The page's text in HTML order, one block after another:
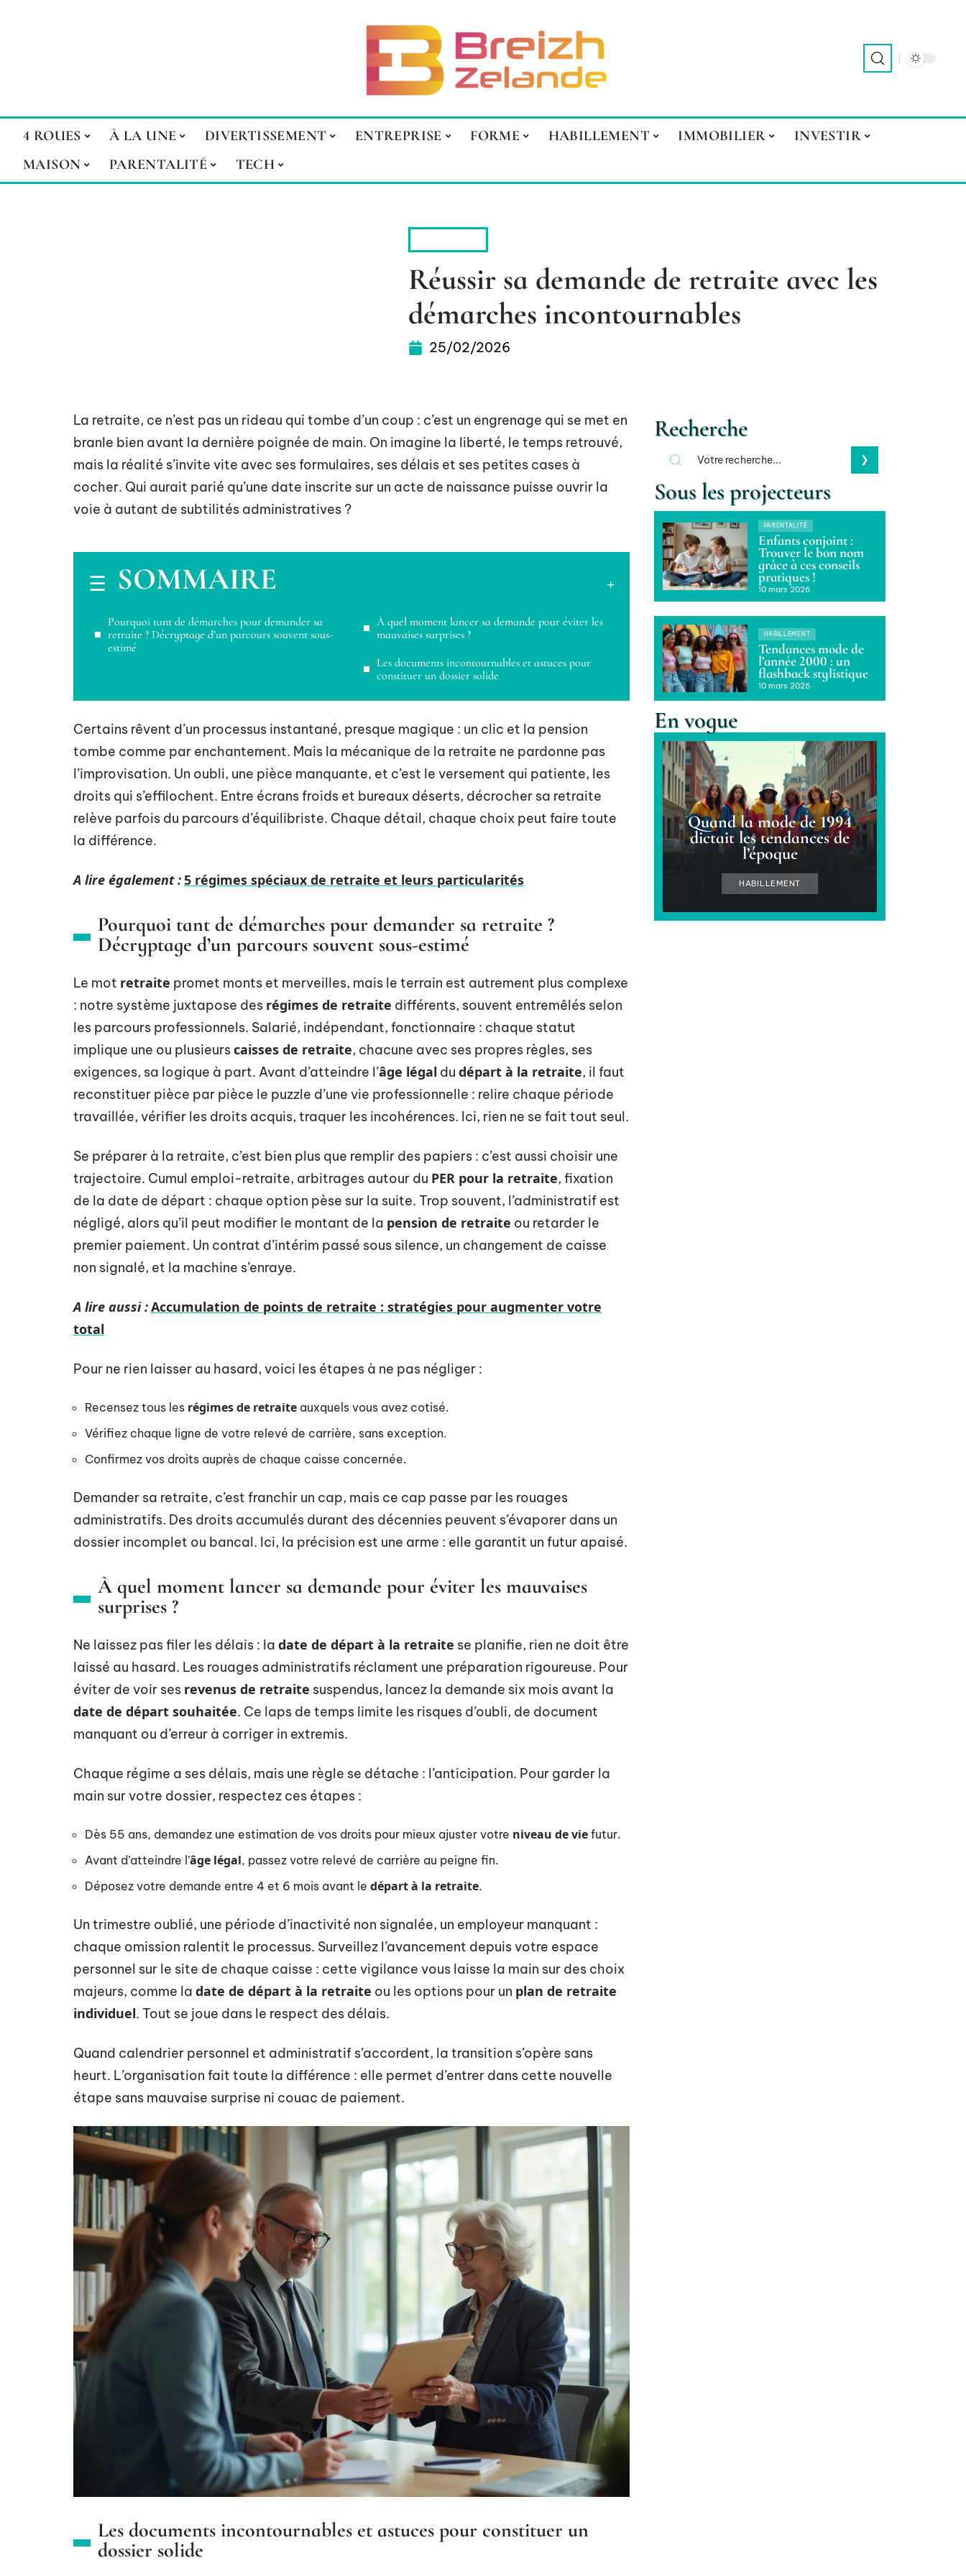
4 ROUES À LA UNE DIVERTISSEMENT ENTREPRISE FORME HABILLEMENT IMMOBILIER
INVESTIR
MAISON
PARENTALITÉ TECH
Réussir sa demande de retraite avec les
démarches incontournables
25/02/2026
La retraite, ce n’est pas un rideau qui tombe d’un coup : c’est un engrenage qui se met en
branle bien avant la dernière poignée de main. On imagine la liberté, le temps retrouvé,
mais la réalité s’invite vite avec ses formulaires, ses délais et ses petites cases à
cocher. Qui aurait parié qu’une date inscrite sur un acte de naissance puisse ouvrir la
voie à autant de subtilités administratives ?
SOMMAIRE
Pourquoi tant de démarches pour demander sa
retraite ? Décryptage d’un parcours souvent sous-
estimé
À quel moment lancer sa demande pour éviter les
mauvaises surprises ?
Les documents incontournables et astuces pour
constituer un dossier solide
Certains rêvent d’un processus instantané, presque magique : un clic et la pension
tombe comme par enchantement. Mais la mécanique de la retraite ne pardonne pas
l’improvisation. Un oubli, une pièce manquante, et c’est le versement qui patiente, les
droits qui s’effilochent. Entre écrans froids et bureaux déserts, décrocher sa retraite
relève parfois du parcours d’équilibriste. Chaque détail, chaque choix peut faire toute
la différence.
A lire également :5 régimes spéciaux de retraite et leurs particularités
Pourquoi tant de démarches pour demander sa retraite ?
Décryptage d’un parcours souvent sous-estimé
Le mot retraite promet monts et merveilles, mais le terrain est autrement plus complexe
: notre système juxtapose des régimes de retraite différents, souvent entremêlés selon
les parcours professionnels. Salarié, indépendant, fonctionnaire : chaque statut
implique une ou plusieurscaisses de retraite, chacune avec ses propres règles, ses
exigences, sa logique à part. Avant d’atteindre l’âge légal du départ à la retraite, il faut
reconstituer pièce par pièce le puzzle d’une vie professionnelle : relire chaque période
travaillée, vérifier les droits acquis, traquer les incohérences. Ici, rien ne se fait tout seul.
Se préparer à la retraite, c’est bien plus que remplir des papiers : c’est aussi choisir une
trajectoire. Cumul emploi-retraite, arbitrages autour du PER pour la retraite, fixation
de la date de départ : chaque option pèse sur la suite. Trop souvent, l’administratif est
négligé, alors qu’il peut modifier le montant de la pension de retraite ou retarder le
premier paiement. Un contrat d’intérim passé sous silence, un changement de caisse
non signalé, et la machine s’enraye.
A lire aussi :Accumulation de points de retraite : stratégies pour augmenter votre
total
Pour ne rien laisser au hasard, voici les étapes à ne pas négliger :
Recensez tous les régimes de retraite auxquels vous avez cotisé.
Vérifiez chaque ligne de votre relevé de carrière, sans exception.
Confirmez vos droits auprès de chaque caisse concernée.
Demander sa retraite, c’est franchir un cap, mais ce cap passe par les rouages
administratifs. Des droits accumulés durant des décennies peuvent s’évaporer dans un
dossier incomplet ou bancal. Ici, la précision est une arme : elle garantit un futur apaisé.
À quel moment lancer sa demande pour éviter les mauvaises
surprises ?
Ne laissez pas filer les délais : la date de départ à la retraite se planifie, rien ne doit être
laissé au hasard. Les rouages administratifs réclament une préparation rigoureuse. Pour
éviter de voir ses revenus de retraite suspendus, lancez la demande six mois avant la
date de départ souhaitée. Ce laps de temps limite les risques d’oubli, de document
manquant ou d’erreur à corriger in extremis.
Chaque régime a ses délais, mais une règle se détache : l’anticipation. Pour garder la
main sur votre dossier, respectez ces étapes :
Dès 55 ans, demandez une estimation de vos droits pour mieux ajuster votre niveau de vie futur.
Avant d’atteindre l’âge légal, passez votre relevé de carrière au peigne fin.
Déposez votre demande entre 4 et 6 mois avant le départ à la retraite.
Un trimestre oublié, une période d’inactivité non signalée, un employeur manquant :
chaque omission ralentit le processus. Surveillez l’avancement depuis votre espace
personnel sur le site de chaque caisse : cette vigilance vous laisse la main sur des choix
majeurs, comme la date de départ à la retraite ou les options pour un plan de retraite
individuel. Tout se joue dans le respect des délais.
Quand calendrier personnel et administratif s’accordent, la transition s’opère sans
heurt. L’organisation fait toute la différence : elle permet d’entrer dans cette nouvelle
étape sans mauvaise surprise ni couac de paiement.
Les documents incontournables et astuces pour constituer un
dossier solide
Recherche
Sous les projecteurs
PARENTALITÉ
Enfants conjoint :
Trouver le bon nom
grâce à ces conseils
pratiques !
10 mars 2026
HABILLEMENT
Tendances mode de
l’année 2000 : un
flashback stylistique
10 mars 2026
En vogue
Quand la mode de 1994
dictait les tendances de
l’époque
HABILLEMENT